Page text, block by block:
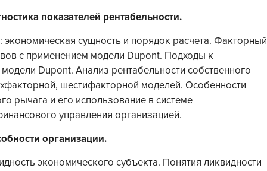
показателей рентабельности.
экономическая сущность и порядок расчета. Факторный
с применением модели Dupont. Подходы к
Dupont. Анализ рентабельности собственного
шестифакторной моделей. Особенности
рычага и его использование в системе
управления организацией.
организации.
экономического субъекта. Понятия ликвидности